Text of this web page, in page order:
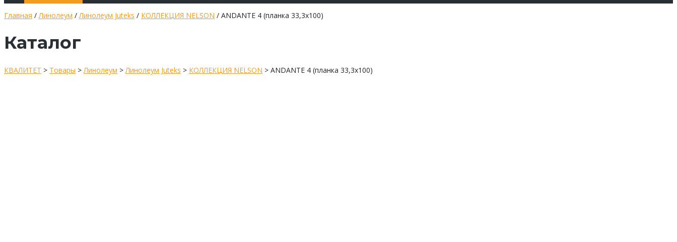
Главная /Линолеум /Линолеум Juteks / КОЛЛЕКЦИЯ NELSON / ANDANTE 4 (планка 33,3х100)
Каталог
КВАЛИТЕТ > Товары >Линолеум >Линолеум Juteks > КОЛЛЕКЦИЯ NELSON > ANDANTE 4 (планка 33,3х100)